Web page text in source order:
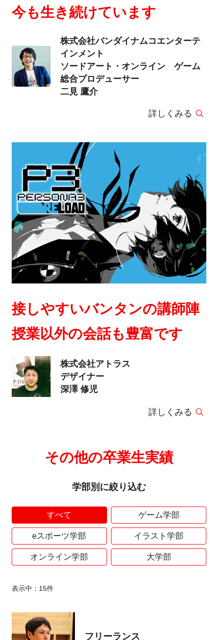
今も生き続けています
株式会社バンダイナムコエンターテ
インメント
ソードアート・オンライン ゲーム
総合プロデューサー
二見 鷹介
詳しくみる
接しやすいバンタンの講師陣
授業以外の会話も豊富です
株式会社アトラス
デザイナー
深澤 修児
詳しくみる
その他の卒業生実績
学部別に絞り込む
すべて ゲーム学部
eスポーツ学部 イラスト学部
オンライン学部 大学部
表示中： 15件
フリーランス